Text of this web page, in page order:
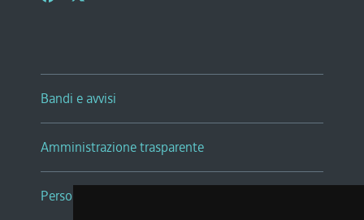
Bandi e avvisi
Amministrazione trasparente
Persone e Uffici